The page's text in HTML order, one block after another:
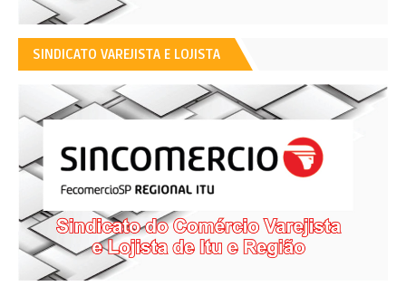
SINDICATO VAREJISTA E LOJISTA